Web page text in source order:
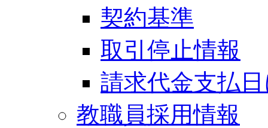
契約基準
取引停止情報
請求代金支払
教職員採用情報